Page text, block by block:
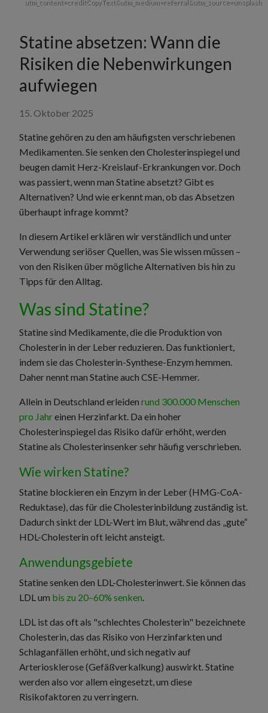
utm_content=creditCopyText&utm_medium=referral&utm_source=unsplash
Statine absetzen: Wann die
Risiken die Nebenwirkungen
aufwiegen
15. Oktober 2025
Statine gehören zu den am häufigsten verschriebenen
Medikamenten. Sie senken den Cholesterinspiegel und
beugen damit Herz-Kreislauf-Erkrankungen vor. Doch
was passiert, wenn man Statine absetzt? Gibt es
Alternativen? Und wie erkennt man, ob das Absetzen
überhaupt infrage kommt?
In diesem Artikel erklären wir verständlich und unter
Verwendung seriöser Quellen, was Sie wissen müssen –
von den Risiken über mögliche Alternativen bis hin zu
Tipps für den Alltag.
Was sind Statine?
Statine sind Medikamente, die die Produktion von
Cholesterin in der Leber reduzieren. Das funktioniert,
indem sie das Cholesterin-Synthese-Enzym hemmen.
Daher nennt man Statine auch CSE-Hemmer.
Allein in Deutschland erleiden rund 300.000 Menschen
pro Jahreinen Herzinfarkt. Da ein hoher
Cholesterinspiegel das Risiko dafür erhöht, werden
Statine als Cholesterinsenker sehr häufig verschrieben.
Wie wirken Statine?
Statine blockieren ein Enzym in der Leber (HMG-CoA-
Reduktase), das für die Cholesterinbildung zuständig ist.
Dadurch sinkt der LDL-Wert im Blut, während das „gute“
HDL-Cholesterin oft leicht ansteigt.
Anwendungsgebiete
Statine senken den LDL-Cholesterinwert. Sie können das
LDL um bis zu 20–60% senken
LDL ist das oft als "schlechtes Cholesterin" bezeichnete
Cholesterin, das das Risiko von Herzinfarkten und
Schlaganfällen erhöht, und sich negativ auf
Arteriosklerose (Gefäßverkalkung) auswirkt. Statine
werden also vor allem eingesetzt, um diese
Risikofaktoren zu verringern.